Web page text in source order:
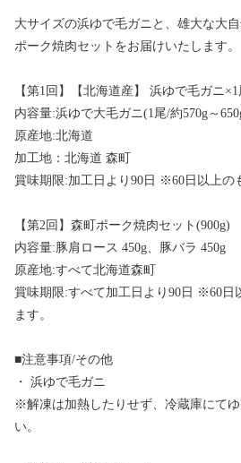
大サイズの浜ゆで毛ガニと、雄大な大
ポーク焼肉セットをお届けいたします。
【第1回】【北海道産】 浜ゆで毛ガニ×1
内容量:浜ゆで大毛ガニ(1尾/約570g～
原産地:北海道
加工地：北海道 森町
賞味期限:加工日より90日 ※60日以上の
【第2回】森町ポーク焼肉セット(900g)
内容量:豚肩ロース 450g、豚バラ 450g
原産地:すべて北海道森町
賞味期限:すべて加工日より90日 ※60日
ます。
■注意事項/その他
・ 浜ゆで毛ガニ
※解凍は加熱したりせず、冷蔵庫にて
い。